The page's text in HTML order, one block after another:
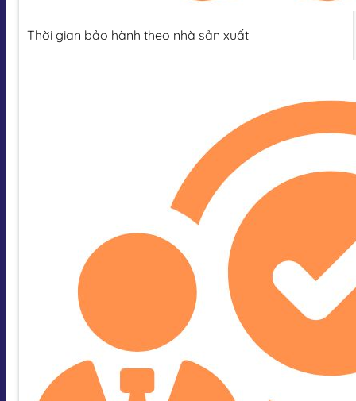
Thời gian bảo hành theo nhà sản xuất